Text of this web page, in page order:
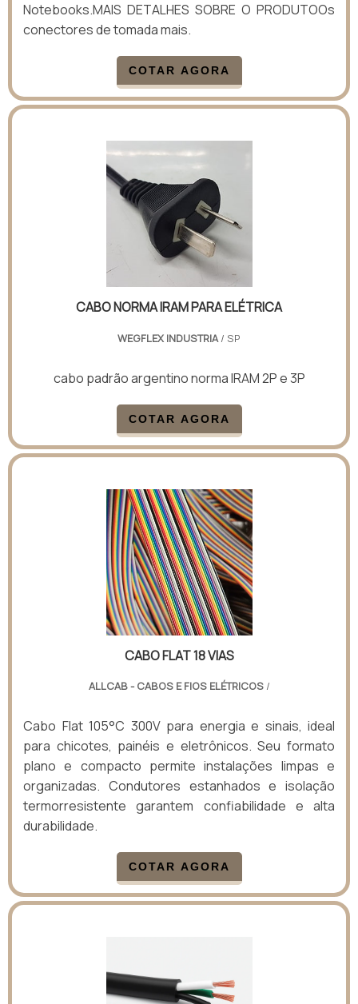
Notebooks.MAIS DETALHES SOBRE O PRODUTOOs
conectores de tomada mais.
COTAR AGORA
CABO NORMA IRAM PARA ELÉTRICA
WEGFLEX INDUSTRIA/ SP
cabo padrão argentino norma IRAM 2P e 3P
COTAR AGORA
CABO FLAT 18 VIAS
ALLCAB - CABOS E FIOS ELÉTRICOS/
Cabo Flat 105°C 300V para energia e sinais, ideal
para chicotes, painéis e eletrônicos. Seu formato
plano e compacto permite instalações limpas e
organizadas. Condutores estanhados e isolação
termorresistente garantem confiabilidade e alta
durabilidade.
COTAR AGORA